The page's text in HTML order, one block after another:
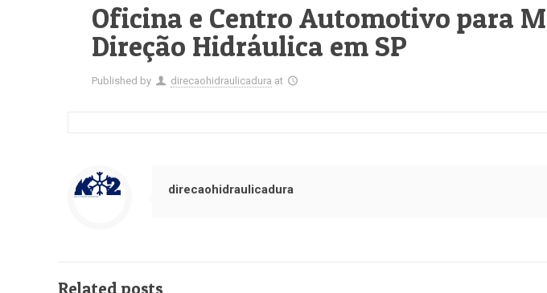
Oficina e Centro Automotivo para
Direção Hidráulica em SP
Published by direcaohidraulicadura at
direcaohidraulicadura
Related posts